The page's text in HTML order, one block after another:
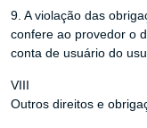
9. A violação das
confere ao provedor o
conta de usuário do
VIII
Outros direitos e